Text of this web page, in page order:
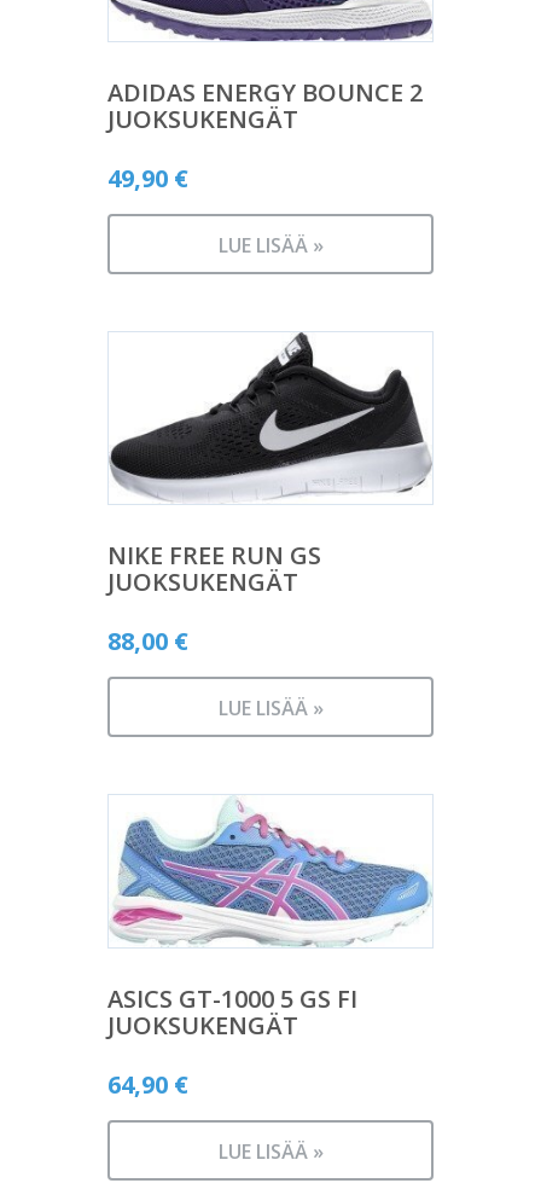
ADIDAS ENERGY BOUNCE 2
JUOKSUKENGÄT
49,90 €
LUE LISÄÄ »
NIKE FREE RUN GS
JUOKSUKENGÄT
88,00 €
LUE LISÄÄ »
ASICS GT-1000 5 GS FI
JUOKSUKENGÄT
64,90 €
LUE LISÄÄ »